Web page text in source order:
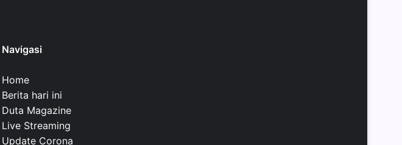
Navigasi
Home
Berita hari ini
Duta Magazine
Live Streaming
Update Corona